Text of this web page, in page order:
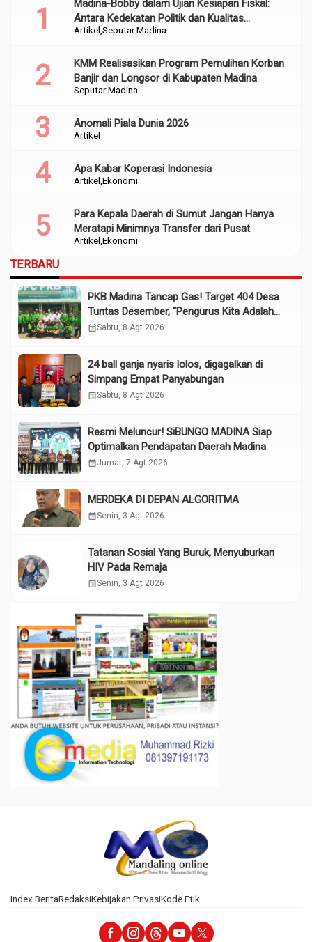
Artikel Seputar Madina
Madina-Bobby dalam Ujian Kesiapan Fiskal:
Antara Kedekatan Politik dan Kualitas
Perencanaan
Seputar Madina
KMM Realisasikan Program Pemulihan Korban
Banjir dan Longsor di Kabupaten Madina
Artikel
Anomali Piala Dunia 2026
Artikel Ekonomi
Apa Kabar Koperasi Indonesia
Artikel Ekonomi
Para Kepala Daerah di Sumut Jangan Hanya
Meratapi Minimnya Transfer dari Pusat
TERBARU
PKB Madina Tancap Gas! Target 404 Desa
Tuntas Desember, “Pengurus Kita Adalah
Tokoh”
calendar_monthSabtu, 8 Agt 2026
24 ball ganja nyaris lolos, digagalkan di
Simpang Empat Panyabungan
calendar_monthSabtu, 8 Agt 2026
Resmi Meluncur! SiBUNGO MADINA Siap
Optimalkan Pendapatan Daerah Madina
calendar_monthJumat, 7 Agt 2026
MERDEKA DI DEPAN ALGORITMA
calendar_monthSenin, 3 Agt 2026
Tatanan Sosial Yang Buruk, Menyuburkan
HIV Pada Remaja
calendar_monthSenin, 3 Agt 2026
Index BeritaRedaksiKebijakan PrivasiKode Etik